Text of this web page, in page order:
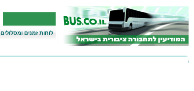
לוחות זמנים ומסלולים